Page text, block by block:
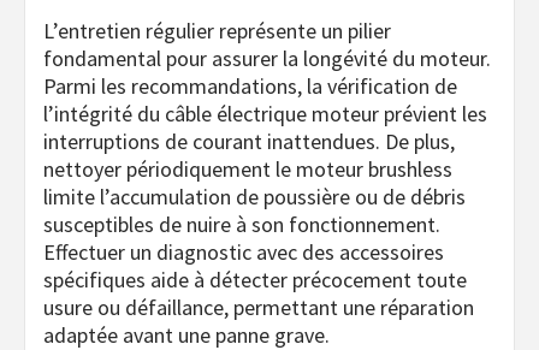
L’entretien régulier représente un pilier
fondamental pour assurer la longévité du moteur.
Parmi les recommandations, la vérification de
l’intégrité du câble électrique moteur prévient les
interruptions de courant inattendues. De plus,
nettoyer périodiquement le moteur brushless
limite l’accumulation de poussière ou de débris
susceptibles de nuire à son fonctionnement.
Effectuer un diagnostic avec des accessoires
spécifiques aide à détecter précocement toute
usure ou défaillance, permettant une réparation
adaptée avant une panne grave.